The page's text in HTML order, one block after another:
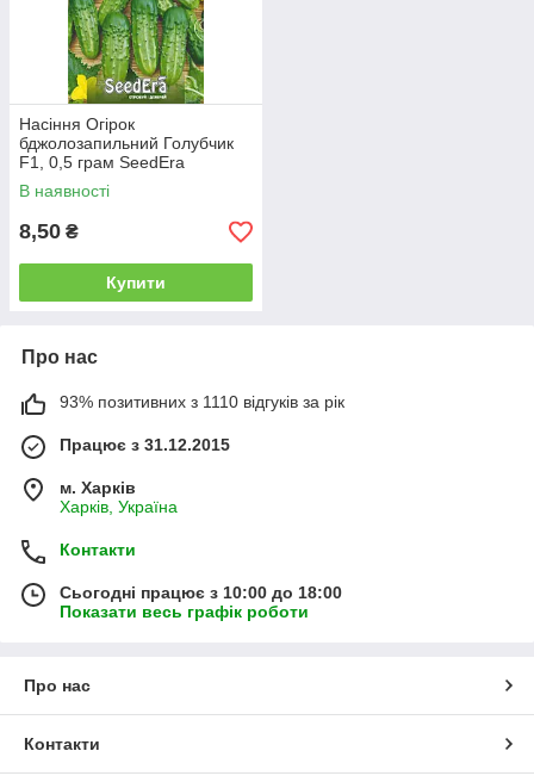
Насіння Огірок
бджолозапильний Голубчик
F1, 0,5 грам SeedEra
В наявності
8,50 ₴
Купити
Про нас
93% позитивних з 1110 відгуків за рік
Працює з 31.12.2015
м. Харків
Харків, Україна
Контакти
Сьогодні працює з 10:00 до 18:00
Показати весь графік роботи
Про нас
Контакти